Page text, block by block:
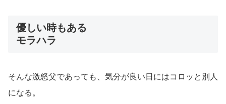
優しい時もある
モラハラ
そんな激怒父であっても、気分が良い日にはコロッと別人
になる。